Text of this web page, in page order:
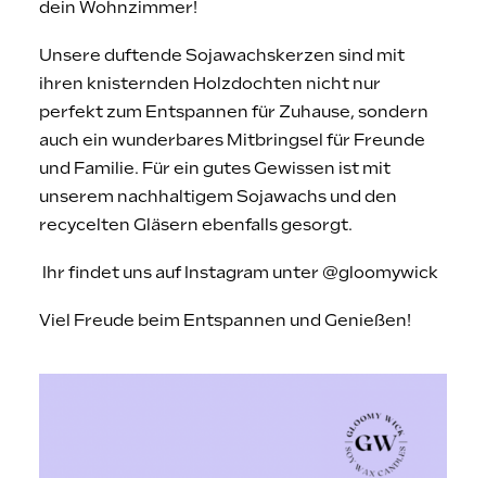
dein Wohnzimmer!
Unsere duftende Sojawachskerzen sind mit
ihren knisternden Holzdochten nicht nur
perfekt zum Entspannen für Zuhause, sondern
auch ein wunderbares Mitbringsel für Freunde
und Familie. Für ein gutes Gewissen ist mit
unserem nachhaltigem Sojawachs und den
recycelten Gläsern ebenfalls gesorgt.
Ihr findet uns auf Instagram unter @gloomywick
Viel Freude beim Entspannen und Genießen!